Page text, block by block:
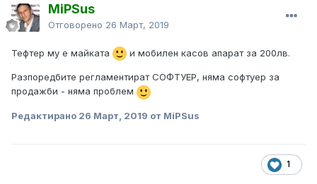
MiPSus
Отговорено 26 Март, 2019
Тефтер му е майката и мобилен касов апарат за 200лв.
Разпоредбите регламентират СОФТУЕР, няма софтуер за
продажби - няма проблем
Редактирано 26 Март, 2019 от MiPSus
1